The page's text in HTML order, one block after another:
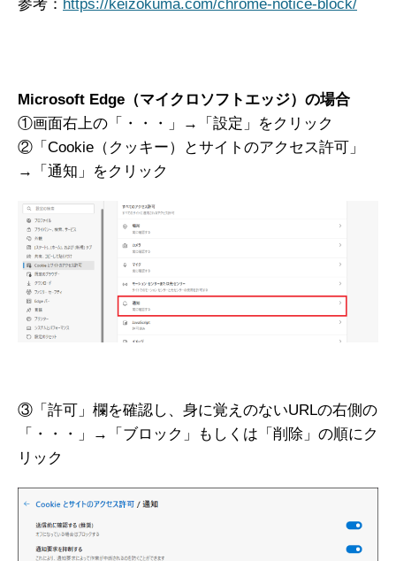
参考： https://keizokuma.com/chrome-notice-block/
Microsoft Edge（マイクロソフトエッジ）の場合
①画面右上の「・・・」→「設定」をクリック
②「Cookie（クッキー）とサイトのアクセス許可」
→「通知」をクリック
③「許可」欄を確認し、身に覚えのないURLの右側の
「・・・」→「ブロック」もしくは「削除」の順にク
リック